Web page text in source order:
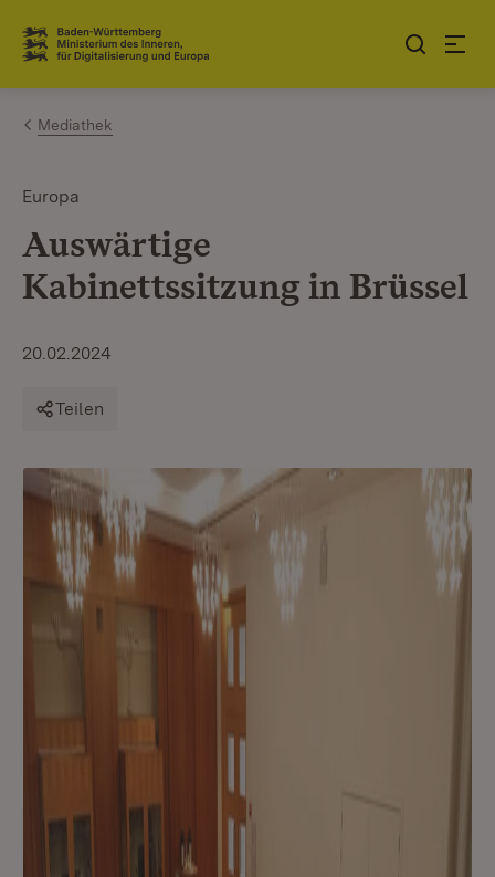
Zum Inhalt springen
Link zur Startseite
Mediathek
Europa
Auswärtige
Kabinettssitzung in Brüssel
20.02.2024
Teilen